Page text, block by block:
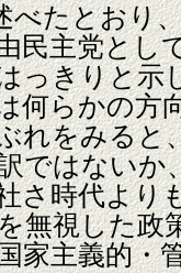
べたとおり
民主党とし
っきりと示
何らかの方
れをみると
ではないか
さ時代より
無視した政
家主義的・